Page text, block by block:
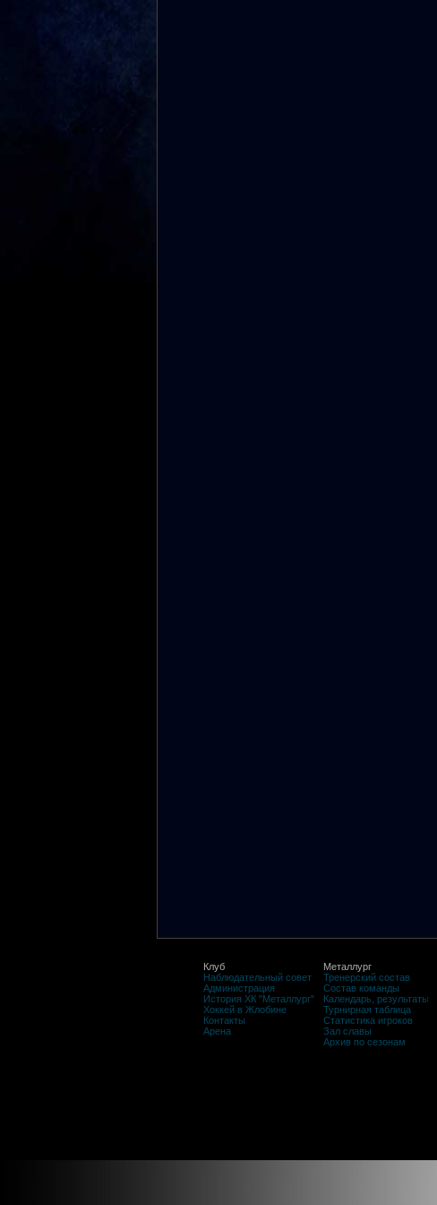
Клуб
Наблюдательный совет
Администрация
История ХК "Металлург"
Хоккей в Жлобине
Контакты
Арена
Металлург
Тренерский состав
Состав команды
Календарь, результаты
Турнирная таблица
Статистика игроков
Зал славы
Архив по сезонам